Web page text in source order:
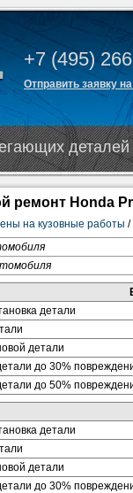
+7 (495)
Отправить заявку
деталей
ремонт Honda
на кузовные работы /
детали
детали
до 30%
до 50%
детали
детали
до 30%